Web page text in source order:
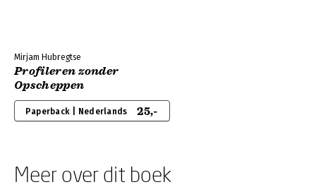
Mirjam Hubregtse
Profileren zonder
Opscheppen
Paperback | Nederlands 25,-
Meer over dit boek